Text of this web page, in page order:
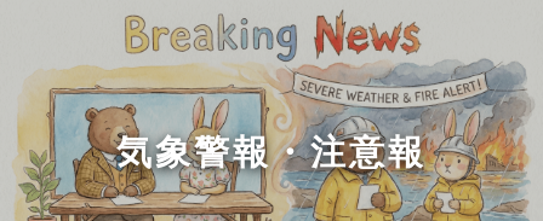
気象警報・注意報